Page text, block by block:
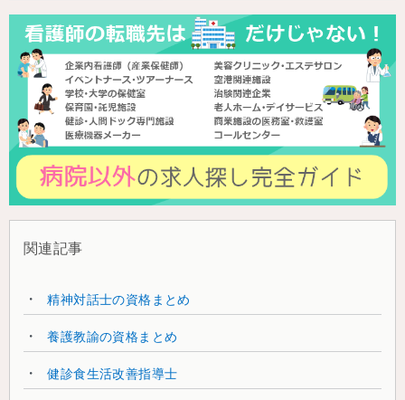
関連記事
精神対話士の資格まとめ
養護教諭の資格まとめ
健診食生活改善指導士